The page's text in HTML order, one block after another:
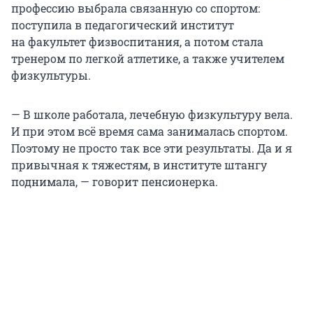
профессию выбрала связанную со спортом:
поступила в педагогический институт
на факультет физвоспитания, а потом стала
тренером по легкой атлетике, а также учителем
физкультуры.
— В школе работала, лечебную физкультуру вела.
И при этом всё время сама занималась спортом.
Поэтому не просто так все эти результаты. Да и я
привычная к тяжестям, в институте штангу
поднимала, — говорит пенсионерка.